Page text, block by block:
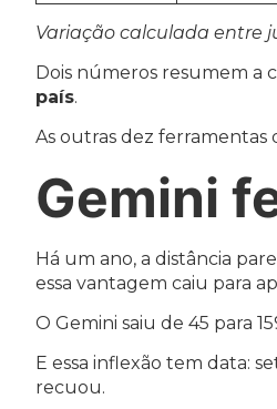
Variação calculada entre
Dois números resumem a
país.
As outras dez ferramentas
Gemini
Há um ano, a distância
essa vantagem caiu para
O Gemini saiu de 45 para
E essa inflexão tem data:
recuou.